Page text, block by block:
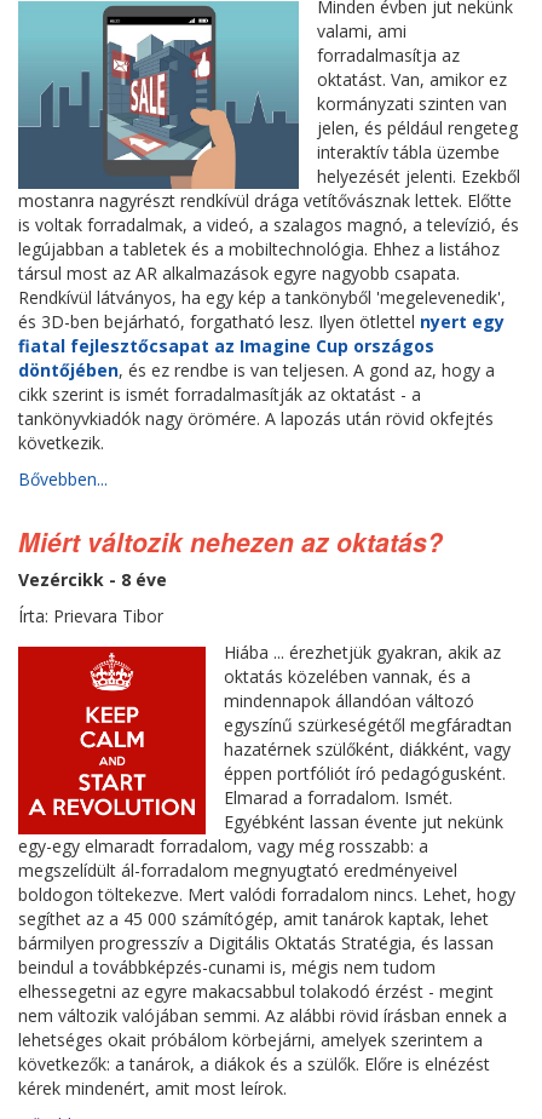
Minden évben jut nekünk
valami, ami
forradalmasítja az
oktatást. Van, amikor ez
kormányzati szinten van
jelen, és például rengeteg
interaktív tábla üzembe
helyezését jelenti. Ezekből
mostanra nagyrészt rendkívül drága vetítővásznak lettek. Előtte
is voltak forradalmak, a videó, a szalagos magnó, a televízió, és
legújabban a tabletek és a mobiltechnológia. Ehhez a listához
társul most az AR alkalmazások egyre nagyobb csapata.
Rendkívül látványos, ha egy kép a tankönyből 'megelevenedik',
és 3D-ben bejárható, forgatható lesz. Ilyen ötlettel nyert egy
fiatal fejlesztőcsapat az Imagine Cup országos
döntőjében, és ez rendbe is van teljesen. A gond az, hogy a
cikk szerint is ismét forradalmasítják az oktatást - a
tankönyvkiadók nagy örömére. A lapozás után rövid okfejtés
következik.
Bővebben...
Miért változik nehezen az oktatás?
Vezércikk - 8 éve
Írta: Prievara Tibor
Hiába ... érezhetjük gyakran, akik az
oktatás közelében vannak, és a
mindennapok állandóan változó
egyszínű szürkeségétől megfáradtan
hazatérnek szülőként, diákként, vagy
éppen portfóliót író pedagógusként.
Elmarad a forradalom. Ismét.
Egyébként lassan évente jut nekünk
egy-egy elmaradt forradalom, vagy még rosszabb: a
megszelídült ál-forradalom megnyugtató eredményeivel
boldogon töltekezve. Mert valódi forradalom nincs. Lehet, hogy
segíthet az a 45 000 számítógép, amit tanárok kaptak, lehet
bármilyen progresszív a Digitális Oktatás Stratégia, és lassan
beindul a továbbképzés-cunami is, mégis nem tudom
elhessegetni az egyre makacsabbul tolakodó érzést - megint
nem változik valójában semmi. Az alábbi rövid írásban ennek a
lehetséges okait próbálom körbejárni, amelyek szerintem a
következők: a tanárok, a diákok és a szülők. Előre is elnézést
kérek mindenért, amit most leírok.